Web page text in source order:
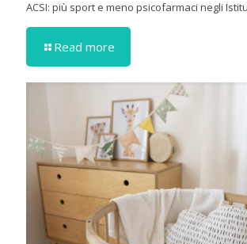
ACSI: più sport e meno psicofarmaci negli
Read more